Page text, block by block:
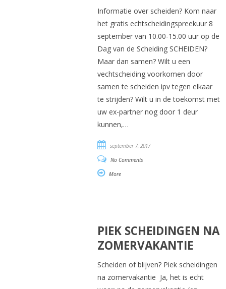
Informatie over scheiden? Kom naar
het gratis echtscheidingspreekuur 8
september van 10.00-15.00 uur op de
Dag van de Scheiding SCHEIDEN?
Maar dan samen? Wilt u een
vechtscheiding voorkomen door
samen te scheiden ipv tegen elkaar
te strijden? Wilt u in de toekomst met
uw ex-partner nog door 1 deur
kunnen,…
september 7, 2017
No Comments
More
PIEK SCHEIDINGEN NA
ZOMERVAKANTIE
Scheiden of blijven? Piek scheidingen
na zomervakantie Ja, het is echt